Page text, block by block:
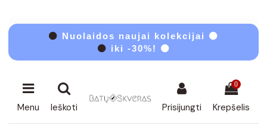
⚫ Nuolaidos naujai kolekcijai ⚫
⚫ iki -30%! ⚫
Menu Ieškoti Prisijungti
0
Krepšelis